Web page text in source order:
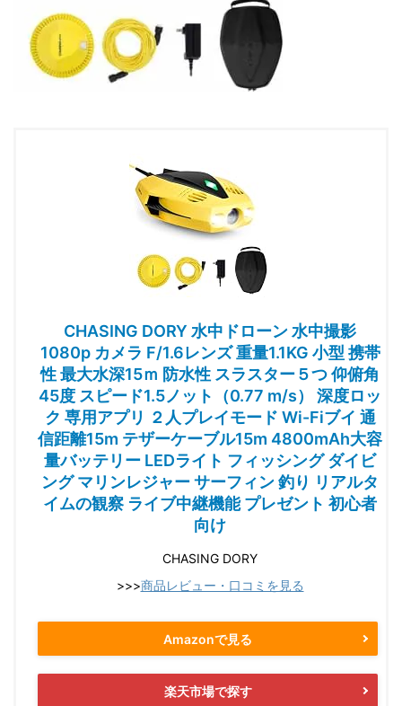
CHASING DORY 水中ドローン 水中撮影
1080p カメラ F/1.6レンズ 重量1.1KG 小型 携帯
性 最大水深15ｍ 防水性 スラスター５つ 仰俯角
45度 スピード1.5ノット（0.77 m/s） 深度ロッ
ク 専用アプリ ２人プレイモード Wi-Fiブイ 通
信距離15m テザーケーブル15m 4800mAh大容
量バッテリー LEDライト フィッシング ダイビ
ング マリンレジャー サーフィン 釣り リアルタ
イムの観察 ライブ中継機能 プレゼント 初心者
向け
CHASING DORY
>>>商品レビュー・口コミを見る
Amazonで見る
楽天市場で探す